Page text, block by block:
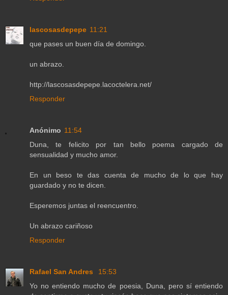
lascosasdepepe 11:21
que pases un buen día de domingo.
un abrazo.
http://lascosasdepepe.lacoctelera.net/
Responder
Anónimo 11:54
Duna, te felicito por tan bello poema cargado de
sensualidad y mucho amor.
En un beso te das cuenta de mucho de lo que hay
guardado y no te dicen.
Esperemos juntas el reencuentro.
Un abrazo cariñoso
Responder
Rafael San Andres
15:53
Yo no entiendo mucho de poesia, Duna, pero sí entiendo